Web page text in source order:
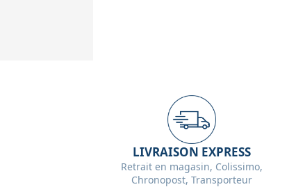
LIVRAISON EXPRESS
Retrait en magasin, Colissimo,
Chronopost, Transporteur